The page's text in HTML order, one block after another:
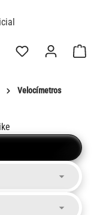
Velocímetros